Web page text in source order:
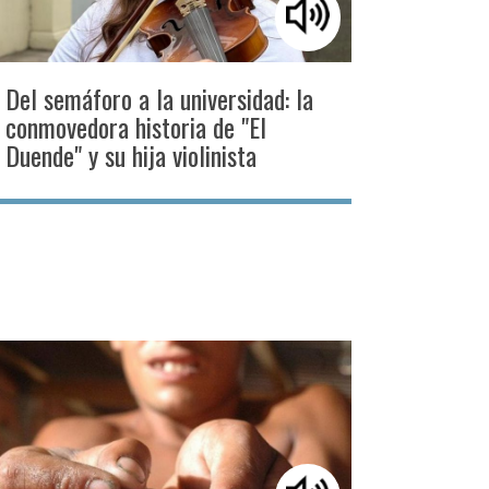
Del semáforo a la universidad: la
conmovedora historia de "El
Duende" y su hija violinista